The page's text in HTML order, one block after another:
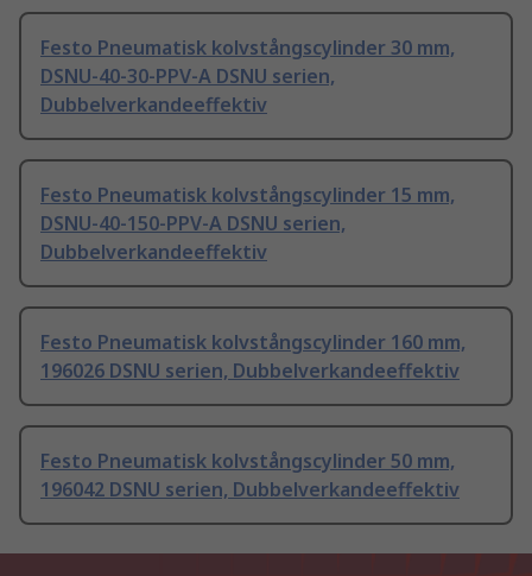
Festo Pneumatisk kolvstångscylinder 30 mm,
DSNU-40-30-PPV-A DSNU serien,
Dubbelverkandeeffektiv
Festo Pneumatisk kolvstångscylinder 15 mm,
DSNU-40-150-PPV-A DSNU serien,
Dubbelverkandeeffektiv
Festo Pneumatisk kolvstångscylinder 160 mm,
196026 DSNU serien, Dubbelverkandeeffektiv
Festo Pneumatisk kolvstångscylinder 50 mm,
196042 DSNU serien, Dubbelverkandeeffektiv